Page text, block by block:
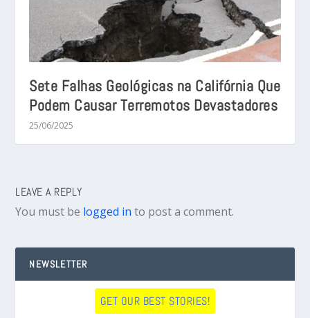
Sete Falhas Geológicas na Califórnia Que
Podem Causar Terremotos Devastadores
25/06/2025
LEAVE A REPLY
You must be logged in to post a comment.
NEWSLETTER
GET OUR BEST STORIES!